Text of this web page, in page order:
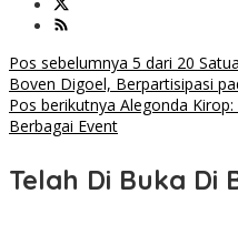
Navigasi
pos
Pos sebelumnya 5 dari 20
Boven Digoel, Berpartisipasi
Pos berikutnya Alegonda
Berbagai Event
Telah Di Buka Di